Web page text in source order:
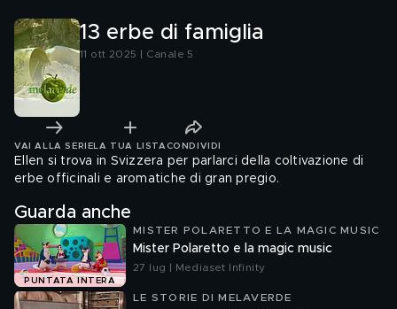
13 erbe di famiglia
11 ott 2025 | Canale 5
VAI ALLA SERIE LA TUA LISTA CONDIVIDI
Ellen si trova in Svizzera per parlarci della coltivazione di
erbe officinali e aromatiche di gran pregio.
Guarda anche
PUNTATA INTERA
MISTER POLARETTO E LA MAGIC MUSIC
Mister Polaretto e la magic music
27 lug | Mediaset Infinity
LE STORIE DI MELAVERDE